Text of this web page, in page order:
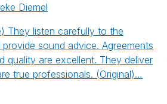
Diemel
They listen carefully to the
provide sound advice. Agreements
quality are excellent. They deliver
true professionals. (Original)…